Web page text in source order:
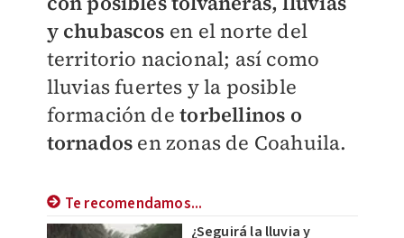
y chubascos en el norte del
territorio nacional; así como
lluvias fuertes y la posible
formación detorbellinos o
tornados en zonas de Coahuila.
Te recomendamos...
¿Seguirá la lluvia y